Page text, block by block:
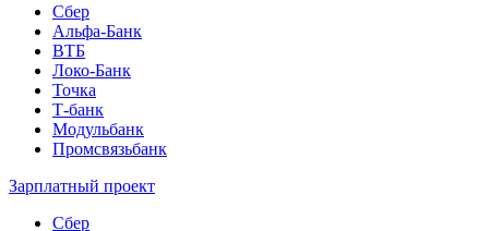
Сбер
Альфа-Банк
ВТБ
Локо-Банк
Точка
Т-банк
Модульбанк
Промсвязьбанк
Зарплатный проект
Сбер